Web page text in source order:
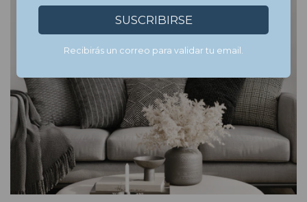
SUSCRIBIRSE
Recibirás un correo para validar tu email.